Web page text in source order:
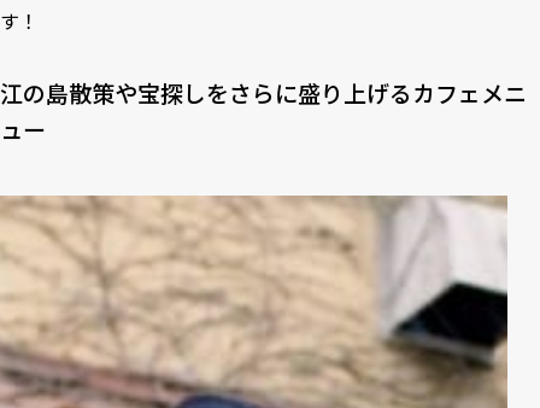
す！
江の島散策や宝探しをさらに盛り上げるカフェメニ
ュー